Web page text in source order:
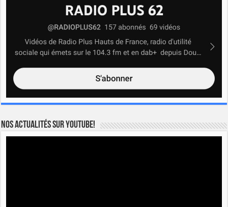
Nos actualités sur YOUTUBE!